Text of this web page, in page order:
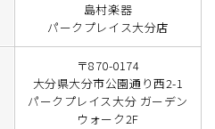
島村楽器
パークプレイス大分店
〒870-0174
大分県大分市公園通り西2-1
パークプレイス大分 ガーデン
ウォーク2F